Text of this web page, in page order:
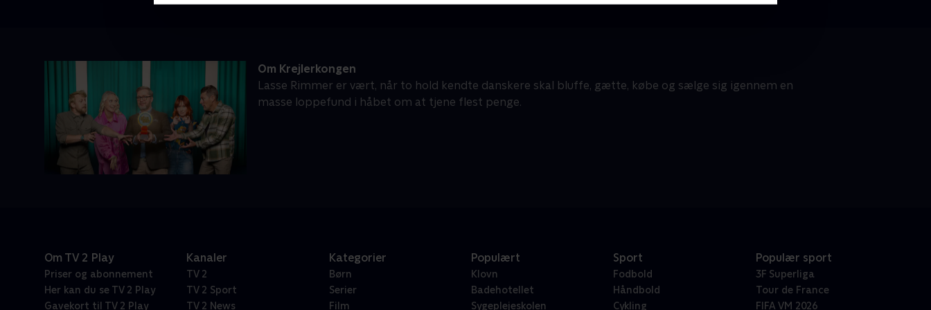
Om Krejlerkongen
Lasse Rimmer er vært, når to hold kendte danskere skal bluffe, gætte, købe og sælge sig igennem en
masse loppefund i håbet om at tjene flest penge.
Om TV 2 Play
Priser og abonnement
Her kan du se TV 2 Play
Gavekort til TV 2 Play
Kanaler
TV 2
TV 2 Sport
TV 2 News
Kategorier
Børn
Serier
Film
Populært
Klovn
Badehotellet
Sygeplejeskolen
Sport
Fodbold
Håndbold
Cykling
Populær sport
3F Superliga
Tour de France
FIFA VM 2026